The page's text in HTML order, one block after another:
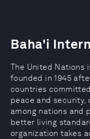
Baha'i
The United Nations
founded in 1945
countries
peace and
among nations and
better living
organization takes